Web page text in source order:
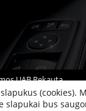
UAB Rekauta
slapukai bus